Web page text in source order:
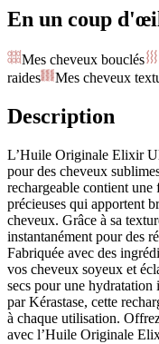
En un coup
Mes cheveux bouclés
raides
Mes cheveux
Description
L’Huile Originale Elixir
pour des cheveux
rechargeable contient une
précieuses qui apportent
cheveux. Grâce à sa
instantanément pour des
Fabriquée avec des
vos cheveux soyeux et
secs pour une
par Kérastase, cette
à chaque utilisation.
avec l’Huile Originale